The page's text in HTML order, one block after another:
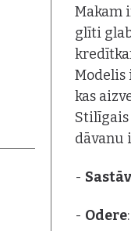
Makam
glīti
Modelis
kas
dāvanu
-
- Odere